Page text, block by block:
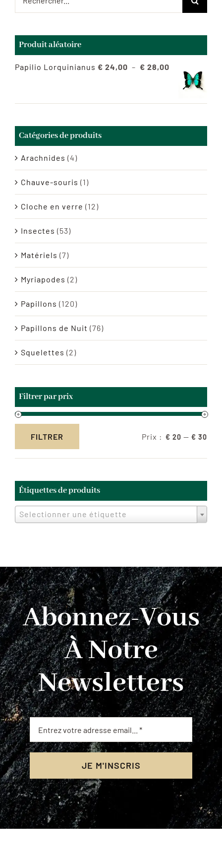
Produit aléatoire
Papilio Lorquinianus € 24,00 – € 28,00
Catégories de produits
Arachnides (4)
Chauve-souris (1)
Cloche en verre (12)
Insectes (53)
Matériels (7)
Myriapodes (2)
Papillons (120)
Papillons de Nuit (76)
Squelettes (2)
Filtrer par prix
min
max
FILTRER Prix : € 20 — € 30
Étiquettes de produits
Selectionner une étiquette
Abonnez-Vous
À Notre
Newsletters
JE M'INSCRIS